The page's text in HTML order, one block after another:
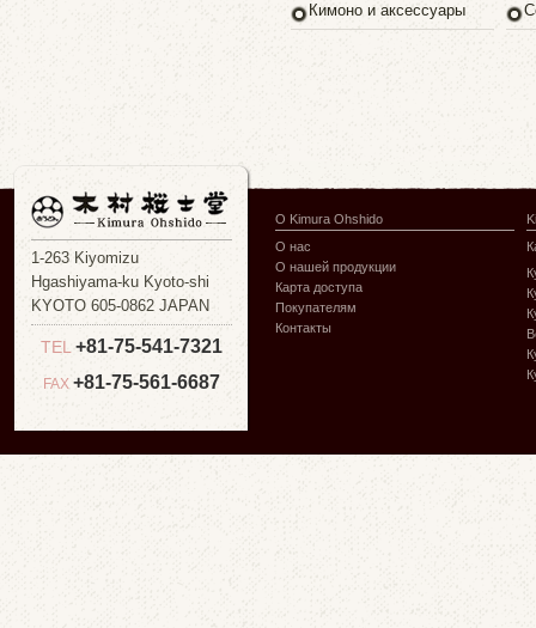
Кимоно и аксессуары
1-263 Kiyomizu
Hgashiyama-ku Kyoto-shi
KYOTO 605-0862 JAPAN
TEL +81-75-541-7321
FAX +81-75-561-6687
О Kimura Ohshido
О нас
О нашей продукции
Карта доступа
Покупателям
Контакты